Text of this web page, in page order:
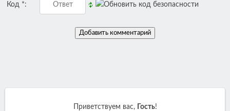
Код *:
Приветствуем вас, Гость!